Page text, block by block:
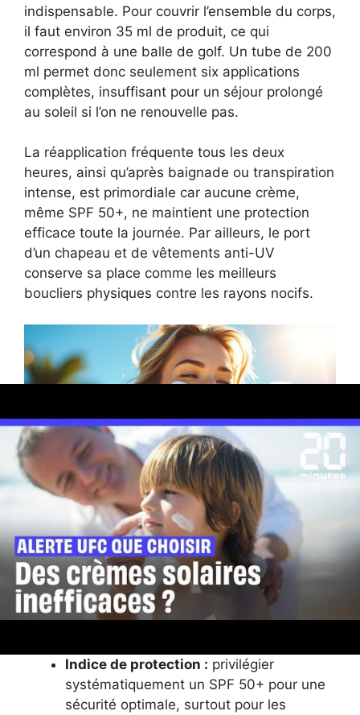
indispensable. Pour couvrir l’ensemble du corps,
il faut environ 35 ml de produit, ce qui
correspond à une balle de golf. Un tube de 200
ml permet donc seulement six applications
complètes, insuffisant pour un séjour prolongé
au soleil si l’on ne renouvelle pas.
La réapplication fréquente tous les deux
heures, ainsi qu’après baignade ou transpiration
intense, est primordiale car aucune crème,
même SPF 50+, ne maintient une protection
efficace toute la journée. Par ailleurs, le port
d’un chapeau et de vêtements anti-UV
conserve sa place comme les meilleurs
boucliers physiques contre les rayons nocifs.
Quels critères vérifier
avant d’acheter votre
crème solaire en 2026
?
Indice de protection : privilégier
systématiquement un SPF 50+ pour une
sécurité optimale, surtout pour les